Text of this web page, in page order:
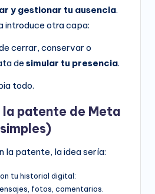
y gestionar tu ausencia.
introduce otra capa:
cerrar, conservar o
de simular tu presencia.
todo.
la patente de Meta
la patente, la idea sería:
tu historial digital:
fotos, comentarios.